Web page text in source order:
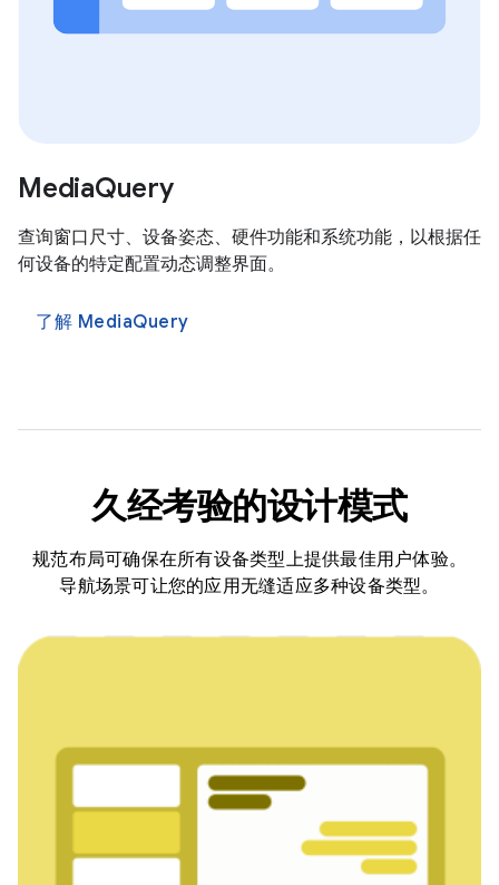
MediaQuery
查询窗口尺寸、设备姿态、硬件功能和系统功能，以根据任
何设备的特定配置动态调整界面。
了解 MediaQuery
久经考验的设计模式
规范布局可确保在所有设备类型上提供最佳用户体验。
导航场景可让您的应用无缝适应多种设备类型。